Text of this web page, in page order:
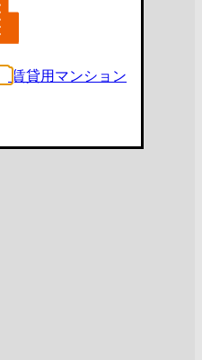
賃貸用マンション